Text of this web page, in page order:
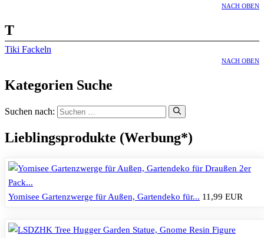
NACH OBEN
T
Tiki Fackeln
NACH OBEN
Kategorien Suche
Suchen nach:
Lieblingsprodukte (Werbung*)
Yomisee Gartenzwerge für Außen, Gartendeko für... 11,99 EUR